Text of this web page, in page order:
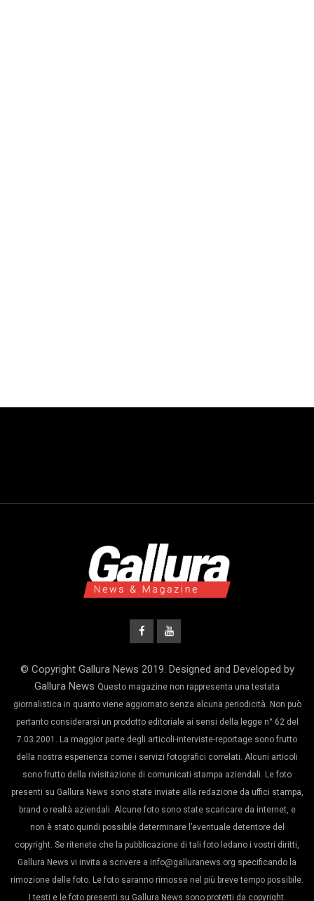
© Copyright Gallura News 2019. Designed and Developed by
Gallura News Questo magazine non rappresenta una testata
giornalistica in quanto viene aggiornato senza alcuna periodicità. Non può
pertanto considerarsi un prodotto editoriale ai sensi della legge n° 62 del
7.03.2001. La maggior parte degli articoli-interviste-reportage sono frutto
della nostra esperienza come i servizi fotografici correlati. Alcuni articoli
sono frutto della rivisitazione di comunicati stampa aziendali. Le foto
presenti su Gallura News sono state inviate alla redazione da uffici stampa,
brand o realtà aziendali. Alcune foto sono state scaricare da internet, e
non è stato quindi possibile determinare l’eventuale detentore del
copyright. Se ritenete che la pubblicazione di tali foto ledano i vostri diritti,
Gallura News vi invita a scrivere a info@galluranews.org specificando la
rimozione delle foto. Le foto saranno rimosse nel più breve tempo possibile.
I testi e le foto presenti su Gallura News sono protetti da copyright.